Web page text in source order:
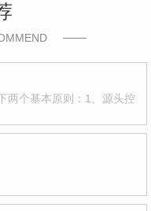
两个基本原则：1、源头控